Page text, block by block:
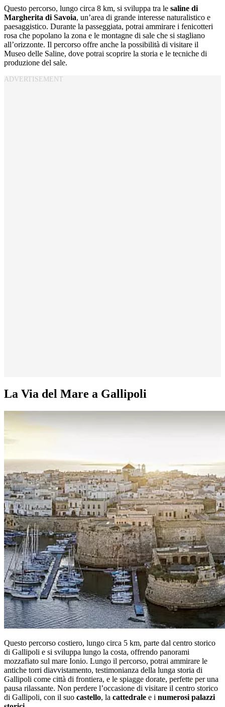
Questo percorso, lungo circa 8 km, si sviluppa tra le saline di
Margherita di Savoia, un’area di grande interesse naturalistico e
paesaggistico. Durante la passeggiata, potrai ammirare i fenicotteri
rosa che popolano la zona e le montagne di sale che si stagliano
all’orizzonte. Il percorso offre anche la possibilità di visitare il
Museo delle Saline, dove potrai scoprire la storia e le tecniche di
produzione del sale.
La Via del Mare a Gallipoli
Questo percorso costiero, lungo circa 5 km, parte dal centro storico
di Gallipoli e si sviluppa lungo la costa, offrendo panorami
mozzafiato sul mare Ionio. Lungo il percorso, potrai ammirare le
antiche torri diavvistamento, testimonianza della lunga storia di
Gallipoli come città di frontiera, e le spiagge dorate, perfette per una
pausa rilassante. Non perdere l’occasione di visitare il centro storico
di Gallipoli, con il suo castello, la cattedrale e i numerosi palazzi